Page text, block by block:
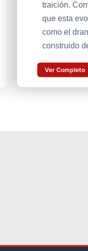
traición.
que esta
como el
construido
Ver Completo